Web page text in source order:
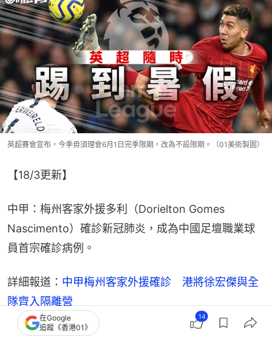
英超賽會宣布，今季毋須理會6月1日完季限期，改為不設限期。（01美術製圖）
【18/3更新】
中甲：梅州客家外援多利（Dorielton Gomes
Nascimento）確診新冠肺炎，成為中國足壇職業球
員首宗確診病例。
詳細報道： 中甲梅州客家外援確診　港將徐宏傑與全
隊齊入隔離營
在Google
追蹤《香港01》
14